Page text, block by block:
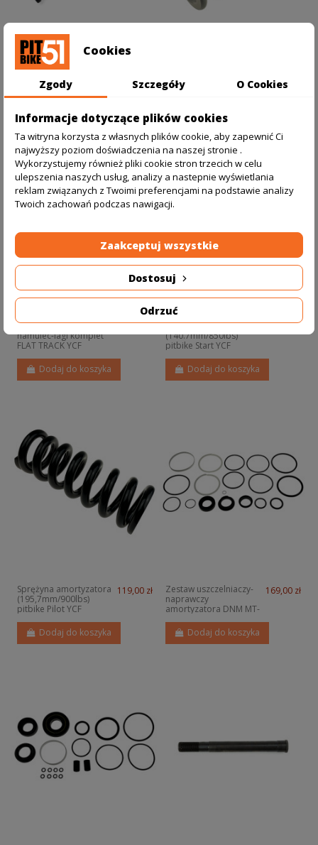
Trzpień kolumny
kierownicy 195mm
pitbike YCF
pitbike Start/SM 125
YCF
Zestaw przód felga-
hamulec-lagi komplet
FLAT TRACK YCF
1 499,00 zł
Dodaj do koszyka
Sprężyna amortyzatora
(140.7mm/850lbs)
pitbike Start YCF
119,00 zł
Dodaj do koszyka
Sprężyna amortyzatora
(195,7mm/900lbs)
pitbike Pilot YCF
119,00 zł
Dodaj do koszyka
Zestaw uszczelniaczy-
naprawczy
amortyzatora DNM MT-
169,00 zł
Dodaj do koszyka
Cookies
Zgody Szczegóły O Cookies
Informacje dotyczące plików cookies
Ta witryna korzysta z własnych plików cookie, aby zapewnić Ci
najwyższy poziom doświadczenia na naszej stronie .
Wykorzystujemy również pliki cookie stron trzecich w celu
ulepszenia naszych usług, analizy a nastepnie wyświetlania
reklam związanych z Twoimi preferencjami na podstawie analizy
Twoich zachowań podczas nawigacji.
Odrzuć
Dostosuj
Zaakceptuj wszystkie